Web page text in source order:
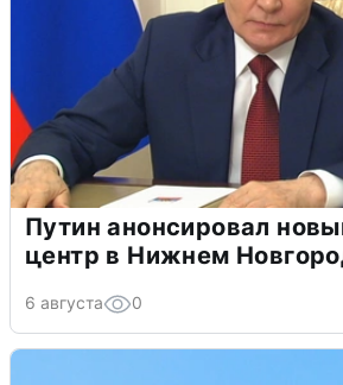
Путин анонсировал
центр в Нижнем
6 августа 0